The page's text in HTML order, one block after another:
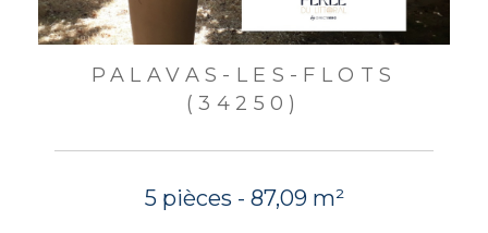
PALAVAS-LES-FLOTS
(34250)
5 pièces - 87,09 m²